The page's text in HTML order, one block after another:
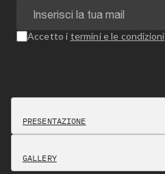
Accetto i termini e le condizioni
PRESENTAZIONE
GALLERY